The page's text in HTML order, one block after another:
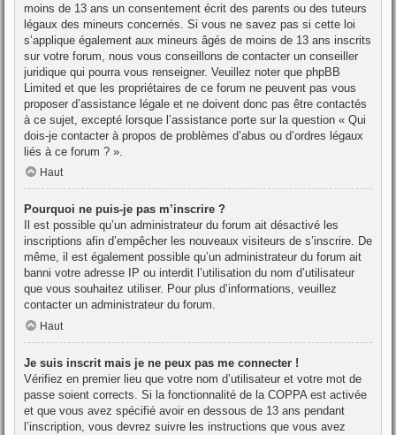
moins de 13 ans un consentement écrit des parents ou des tuteurs
légaux des mineurs concernés. Si vous ne savez pas si cette loi
s’applique également aux mineurs âgés de moins de 13 ans inscrits
sur votre forum, nous vous conseillons de contacter un conseiller
juridique qui pourra vous renseigner. Veuillez noter que phpBB
Limited et que les propriétaires de ce forum ne peuvent pas vous
proposer d’assistance légale et ne doivent donc pas être contactés
à ce sujet, excepté lorsque l’assistance porte sur la question « Qui
dois-je contacter à propos de problèmes d’abus ou d’ordres légaux
liés à ce forum ? ».
Haut
Pourquoi ne puis-je pas m’inscrire ?
Il est possible qu’un administrateur du forum ait désactivé les
inscriptions afin d’empêcher les nouveaux visiteurs de s’inscrire. De
même, il est également possible qu’un administrateur du forum ait
banni votre adresse IP ou interdit l’utilisation du nom d’utilisateur
que vous souhaitez utiliser. Pour plus d’informations, veuillez
contacter un administrateur du forum.
Haut
Je suis inscrit mais je ne peux pas me connecter !
Vérifiez en premier lieu que votre nom d’utilisateur et votre mot de
passe soient corrects. Si la fonctionnalité de la COPPA est activée
et que vous avez spécifié avoir en dessous de 13 ans pendant
l’inscription, vous devrez suivre les instructions que vous avez